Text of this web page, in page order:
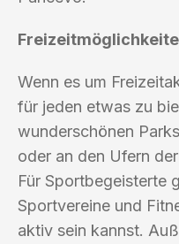
Wenn es um
für jeden etwas zu
wunderschönen
oder an den Ufern
Für Sportbegeisterte
Sportvereine und
aktiv sein kannst.